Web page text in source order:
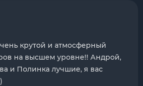
крутой и атмосферный
на высшем уровне!! Андрой,
и Полинка лучшие, я вас